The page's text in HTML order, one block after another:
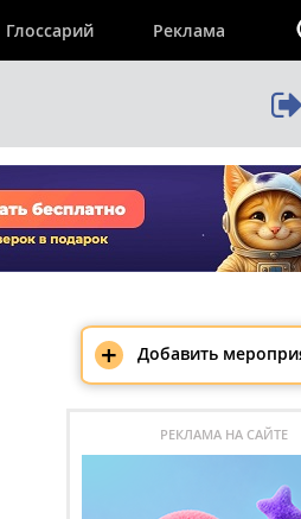
Глоссарий Реклама
+ Добавить
РЕКЛАМА НА САЙТЕ